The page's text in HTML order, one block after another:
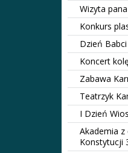
Wizyta
Konkurs
Dzień
Koncert
Zabawa
Teatrzyk
I Dzień
Akademia z
Konstytucji